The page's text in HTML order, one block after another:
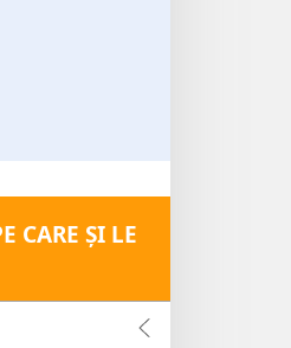
CARE ŞI LE